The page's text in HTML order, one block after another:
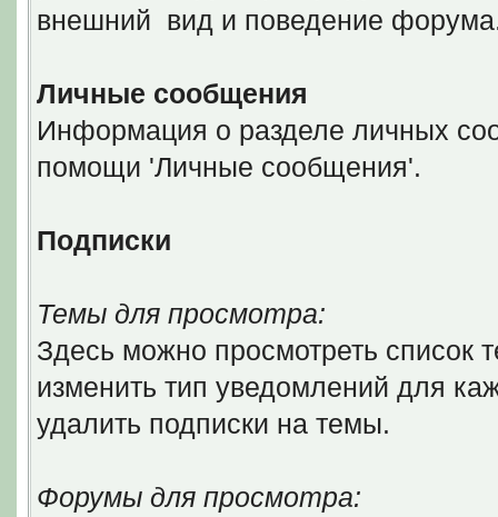
внешний вид и поведение
Личные сообщения
Информация о разделе личных
помощи 'Личные сообщения'.
Подписки
Темы для просмотра:
Здесь можно просмотреть список
изменить тип уведомлений для
удалить подписки на темы.
Форумы для просмотра: